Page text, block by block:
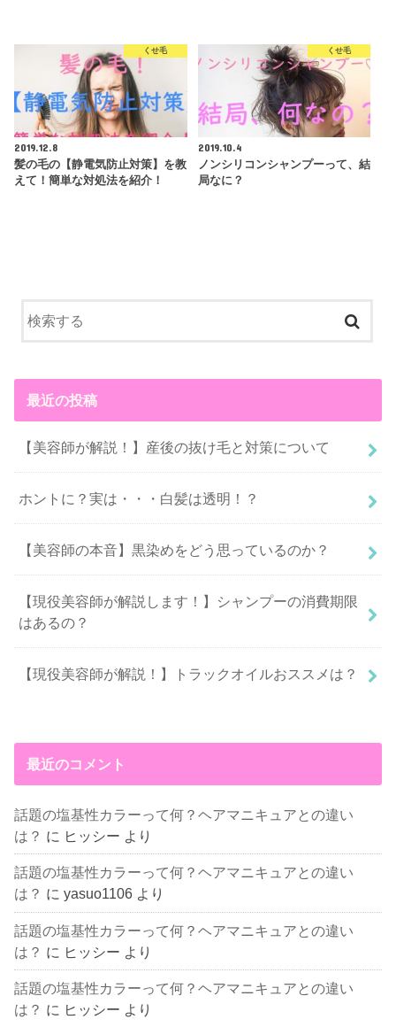
くせ毛
2019.12.8
髪の毛の【静電気防止対策】を教
えて！簡単な対処法を紹介！
くせ毛
2019.10.4
ノンシリコンシャンプーって、結
局なに？
最近の投稿
【美容師が解説！】産後の抜け毛と対策について
ホントに？実は・・・白髪は透明！？
【美容師の本音】黒染めをどう思っているのか？
【現役美容師が解説します！】シャンプーの消費期限
はあるの？
【現役美容師が解説！】トラックオイルおススメは？
最近のコメント
話題の塩基性カラーって何？ヘアマニキュアとの違い
は？ に ヒッシー より
話題の塩基性カラーって何？ヘアマニキュアとの違い
は？ にyasuo1106 より
話題の塩基性カラーって何？ヘアマニキュアとの違い
は？ に ヒッシー より
話題の塩基性カラーって何？ヘアマニキュアとの違い
は？ に ヒッシー より